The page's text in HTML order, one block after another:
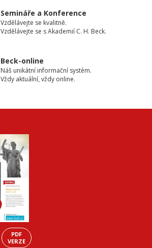
Semináře a Konference
Vzdělávejte se kvalitně.
Vzdělávejte se s Akademií C. H. Beck.
Beck-online
Náš unikátní informační systém.
Vždy aktuální, vždy online.
PDF
VERZE